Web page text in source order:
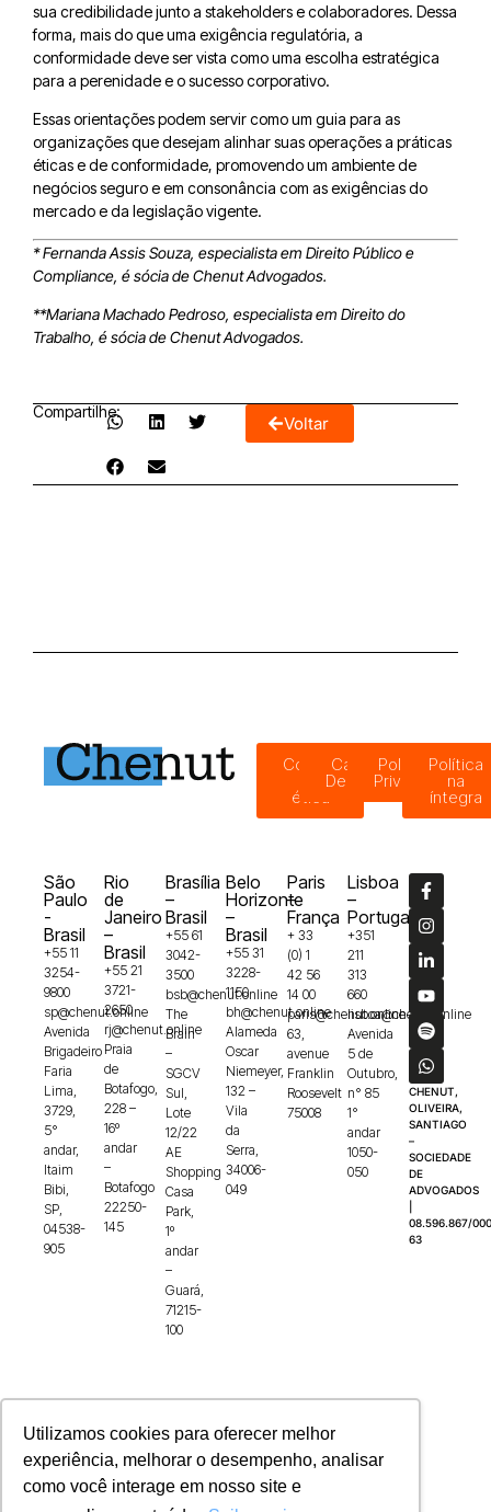
Utilizamos cookies para oferecer melhor
experiência, melhorar o desempenho, analisar
como você interage em nosso site e
sua credibilidade junto a stakeholders e colaboradores. Dessa
forma, mais do que uma exigência regulatória, a
conformidade deve ser vista como uma escolha estratégica
para a perenidade e o sucesso corporativo.
Essas orientações podem servir como um guia para as
organizações que desejam alinhar suas operações a práticas
éticas e de conformidade, promovendo um ambiente de
negócios seguro e em consonância com as exigências do
mercado e da legislação vigente.
*Fernanda Assis Souza, especialista em Direito Público e
Compliance, é sócia de Chenut Advogados.
**Mariana Machado Pedroso, especialista em Direito do
Trabalho, é sócia de Chenut Advogados.
Compartilhe:
Voltar
Código
ética
Canal de
Denúncias
Política de
Privacidade
Política
na
íntegra
São
Paulo
-
Brasil
+55 11
3254-
9800
sp@chenut.online
Avenida
Brigadeiro
Faria
Lima,
3729,
5°
andar,
Itaim
Bibi,
SP,
04538-
905
Rio
de
Janeiro
–
Brasil
+55 21
3721-
2650
rj@chenut.online
Praia
de
Botafogo,
228 –
16º
andar
–
Botafogo
22250-
145
Brasília
–
Brasil
+55 61
3042-
3500
bsb@chenut.online
The
Brain
–
SGCV
Sul,
Lote
12/22
AE
Shopping
Casa
Park,
1º
andar
–
Guará,
71215-
100
Belo
Horizonte
–
Brasil
+55 31
3228-
1150
bh@chenut.online
Alameda
Oscar
Niemeyer,
132 –
Vila
da
Serra,
34006-
049
Paris
–
França
+ 33
(0) 1
42 56
14 00
paris@chenut.online
63,
avenue
Franklin
Roosevelt
75008
Lisboa
–
Portugal
+351
211
313
660
lisboa@chenut.online
Avenida
5 de
Outubro,
n° 85
1°
andar
1050-
050
CHENUT,
OLIVEIRA,
SANTIAGO
–
SOCIEDADE
DE
ADVOGADOS
08.596.867/
63